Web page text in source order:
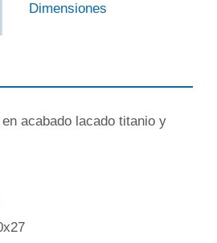
Dimensiones
acabado lacado titanio y